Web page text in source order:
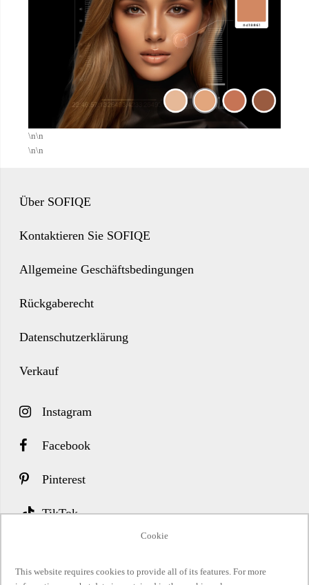
Cookie
This website requires cookies to provide all of its features. For more
\n\n
\n\n
Über SOFIQE
Kontaktieren Sie SOFIQE
Allgemeine Geschäftsbedingungen
Rückgaberecht
Datenschutzerklärung
Verkauf
Instagram
Facebook
Pinterest
TikTok
Abonnieren Sie unseren Newsletter